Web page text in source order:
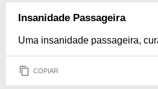
Insanidade Passageira
Uma insanidade passageira,
COPIAR